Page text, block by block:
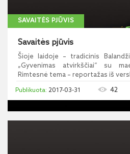
SAVAITĖS PJŪVIS
Savaitės pjūvis
Šioje laidoje – tradicinis
„Gyvenimas atvirkščiai“ su
Rimtesnė tema – reportažas iš
2017-03-31 42